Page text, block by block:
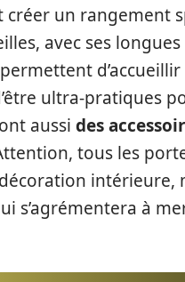
un rangement
avec ses
ultra-pratiques
aussi des
tous les
intérieure,
s’agrémentera à